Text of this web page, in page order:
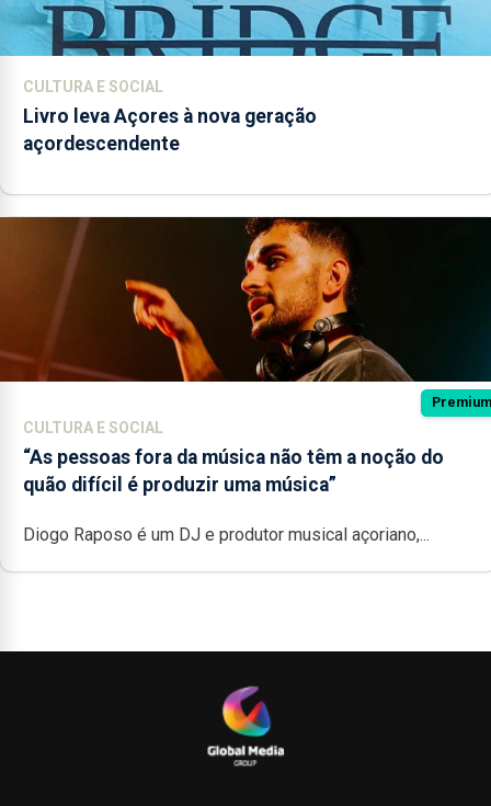
CULTURA E SOCIAL
Livro leva Açores à nova geração
açordescendente
CULTURA E SOCIAL
“As pessoas fora da música não têm a noção do
quão difícil é produzir uma música”
Diogo Raposo é um DJ e produtor musical açoriano,...